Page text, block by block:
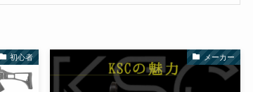
初心者 メーカー